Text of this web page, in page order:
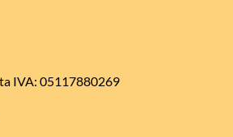
IVA: 05117880269